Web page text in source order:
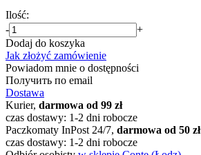
Ilość:
-
+
Dodaj do koszyka
Jak złożyć zamówienie
Powiadom mnie o dostępności
Получить по email
Dostawa
Kurier, darmowa od 99 zł
czas dostawy: 1-2 dni robocze
Paczkomaty InPost 24/7, darmowa od 50 zł
czas dostawy: 1-2 dni robocze